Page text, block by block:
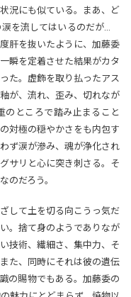
況にも似ている。まあ、ど
涙を流してはいるのだが…
肝を抜いたように、加藤委
瞬を定着させた結果がカタ
た。虚飾を取り払ったアス
が、流れ、歪み、切れなが
のところで踏み止まること
対極の穏やかさをも内包す
ず涙が滲み、魂が浄化され
サリと心に突き刺さる。そ
のだろう。
して土を切る向こうっ気だ
。捨て身のようでありなが
技術、繊細さ、集中力、そ
た、同時にそれは彼の遺伝
の賜物でもある。加藤委の